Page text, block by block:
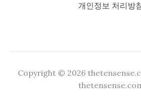
개인정보 처리방
Copyright © 2026